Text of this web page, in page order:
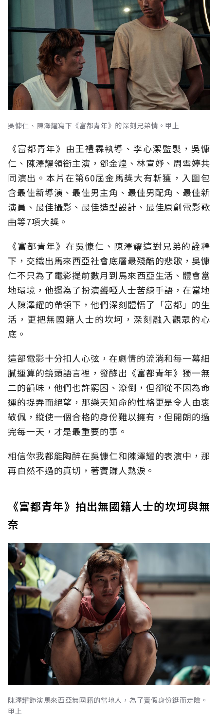
吳慷仁、陳澤耀寫下《富都青年》的深刻兄弟情。甲上
《富都青年》由王禮霖執導、李心潔監製，吳慷
仁、陳澤耀領銜主演，鄧金煌、林宣妤、周雪婷共
同演出。本片在第60屆金馬獎大有斬獲，入圍包
含最佳新導演、最佳男主角、最佳男配角、最佳新
演員、最佳攝影、最佳造型設計、最佳原創電影歌
曲等7項大獎。
《富都青年》在吳慷仁、陳澤耀這對兄弟的詮釋
下，交織出馬來西亞社會底層最殘酷的悲歌，吳慷
仁不只為了電影提前數月到馬來西亞生活、體會當
地環境，他還為了扮演聾啞人士苦練手語，在當地
人陳澤耀的帶領下，他們深刻體悟了「富都」的生
活，更把無國籍人士的坎坷，深刻融入觀眾的心
底。
這部電影十分扣人心弦，在劇情的流淌和每一幕細
膩運算的鏡頭語言裡，發酵出《富都青年》獨一無
二的韻味，他們也許窮困、潦倒，但卻從不因為命
運的捉弄而絕望，那樂天知命的性格更是令人由衷
敬佩，縱使一個合格的身份難以擁有，但開朗的過
完每一天，才是最重要的事。
相信你我都能陶醉在吳慷仁和陳澤耀的表演中，那
再自然不過的真切，著實賺人熱淚。
《富都青年》拍出無國籍人士的坎坷與無
奈
陳澤耀飾演馬來西亞無國籍的當地人，為了賣假身份鋌而走險。
甲上